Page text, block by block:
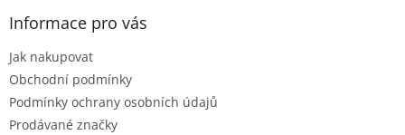
Informace pro vás
Jak nakupovat
Obchodní podmínky
Podmínky ochrany osobních údajů
Prodávané značky